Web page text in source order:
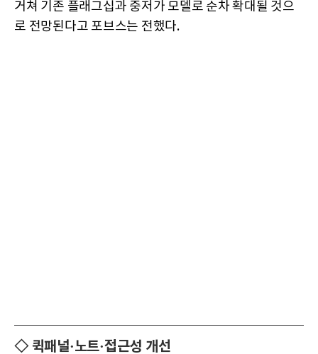
거쳐 기존 플래그십과 중저가 모델로 순차 확대될 것으
로 전망된다고 포브스는 전했다.
◇ 퀵패널·노트·접근성 개선